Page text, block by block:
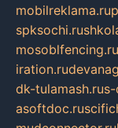
mobilreklama.ru
spksochi.ru
mosoblfencing.ru
iration.ru
dk-tulamash.ru
asoftdoc.ru